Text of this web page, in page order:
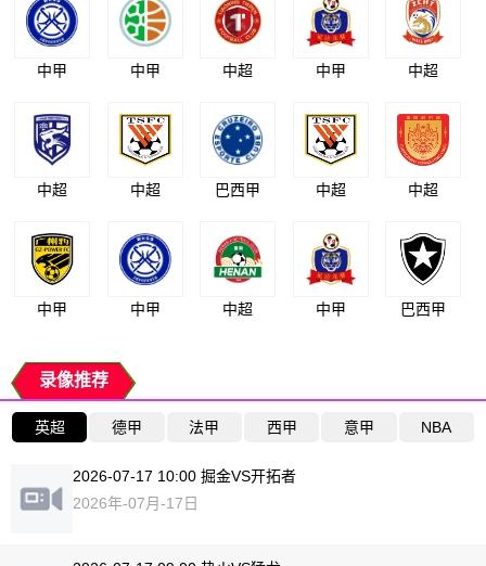
中甲 中甲 中超 中甲 中超
中超 中超 巴西甲 中超 中超
中甲 中甲 中超 中甲 巴西甲
录像推荐
英超 德甲 法甲 西甲 意甲 NBA
2026-07-17 10:00 掘金VS开拓者
2026年-07月-17日